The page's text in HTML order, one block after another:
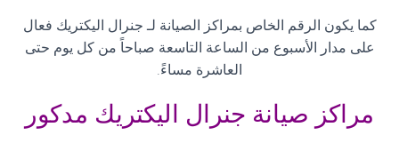
كما يكون الرقم الخاص بمراكز الصيانة لـ جنرال اليكتريك فعال
على مدار الأسبوع من الساعة التاسعة صباحاً من كل يوم حتى
العاشرة مساءً.
مراكز صيانة جنرال اليكتريك مدكور